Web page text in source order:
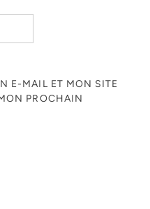
E-MAIL ET MON SITE
PROCHAIN